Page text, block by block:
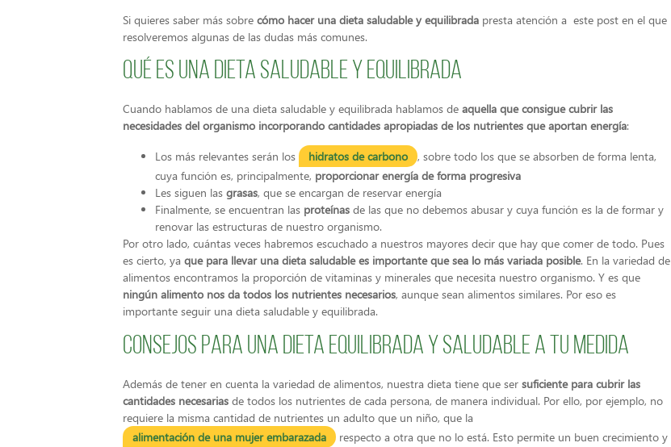
Si quieres saber más sobre cómo hacer una dieta saludable y equilibrada presta atención a este post en el que
resolveremos algunas de las dudas más comunes.
Qué es una dieta saludable y equilibrada
Cuando hablamos de una dieta saludable y equilibrada hablamos de aquella que consigue cubrir las
necesidades del organismo incorporando cantidades apropiadas de los nutrientes que aportan energía:
Los más relevantes serán los hidratos de carbono
, sobre todo los que se absorben de forma lenta,
cuya función es, principalmente, proporcionar energía de forma progresiva
Les siguen las grasas, que se encargan de reservar energía
Finalmente, se encuentran las proteínas de las que no debemos abusar y cuya función es la de formar y
renovar las estructuras de nuestro organismo.
Por otro lado, cuántas veces habremos escuchado a nuestros mayores decir que hay que comer de todo. Pues
es cierto, ya que para llevar una dieta saludable es importante que sea lo más variada posible. En la variedad de
alimentos encontramos la proporción de vitaminas y minerales que necesita nuestro organismo. Y es que
ningún alimento nos da todos los nutrientes necesarios, aunque sean alimentos similares. Por eso es
importante seguir una dieta saludable y equilibrada.
Consejos para una dieta equilibrada y saludable a tu medida
Además de tener en cuenta la variedad de alimentos, nuestra dieta tiene que ser suficiente para cubrir las
cantidades necesarias de todos los nutrientes de cada persona, de manera individual. Por ello, por ejemplo, no
requiere la misma cantidad de nutrientes un adulto que un niño, que la
alimentación de una mujer embarazada
respecto a otra que no lo está. Esto permite un buen crecimiento y